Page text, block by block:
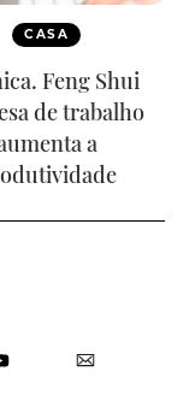
CASA
Feng Shui
de trabalho
a